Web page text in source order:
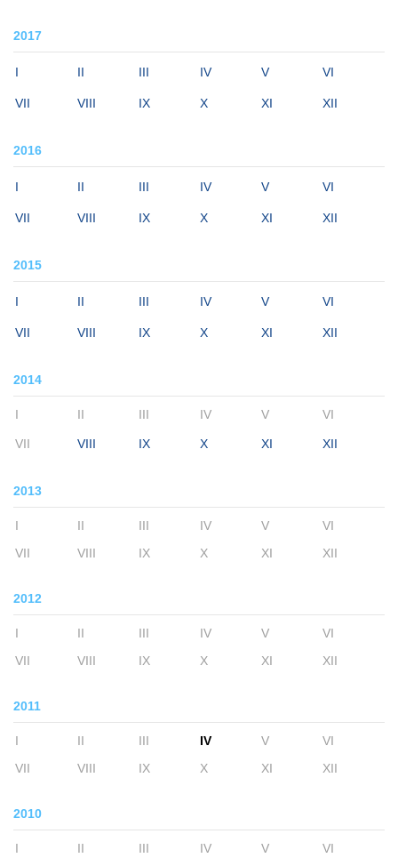
2017
I II III IV V VI
VII VIII IX X XI XII
2016
I II III IV V VI
VII VIII IX X XI XII
2015
I II III IV V VI
VII VIII IX X XI XII
2014
I II III IV V VI
VII VIII IX X XI XII
2013
I II III IV V
VI
VII
VIII IX X XI XII
2012
I II III IV V
VI
VII
VIII IX X XI XII
2011
I II III IV V
VI
VII
VIII IX X XI XII
2010
I II III IV V
VI